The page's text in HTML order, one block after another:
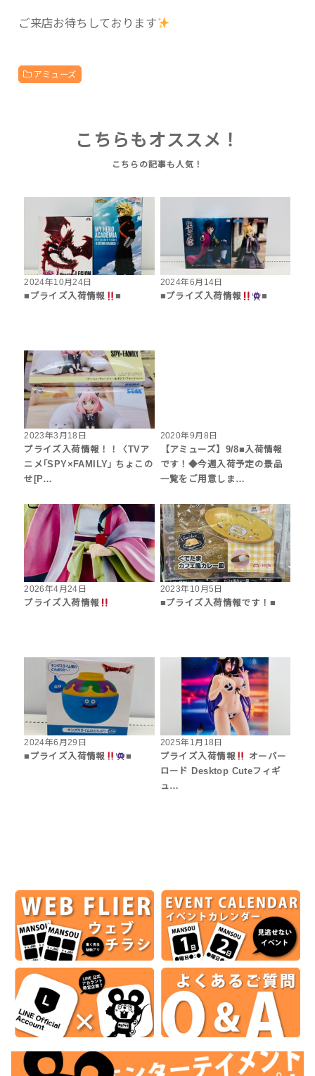
ご来店お待ちしております
アミューズ
こちらもオススメ！
2024年10月24日
■プライズ入荷情報
■
2024年6月14日
■プライズ入荷情報
■
2023年3月18日
プライズ入荷情報！！〈TVア
ニメ｢SPY×FAMILY｣ ちょこの
せ[P…
2020年9月8日
【アミューズ】9/8■入荷情報
です！◆今週入荷予定の景品
一覧をご用意しま…
2026年4月24日
プライズ入荷情報
2023年10月5日
■プライズ入荷情報です！■
2024年6月29日
■プライズ入荷情報
■
2025年1月18日
プライズ入荷情報
オーバー
ロード Desktop Cuteフィギ
ュ…